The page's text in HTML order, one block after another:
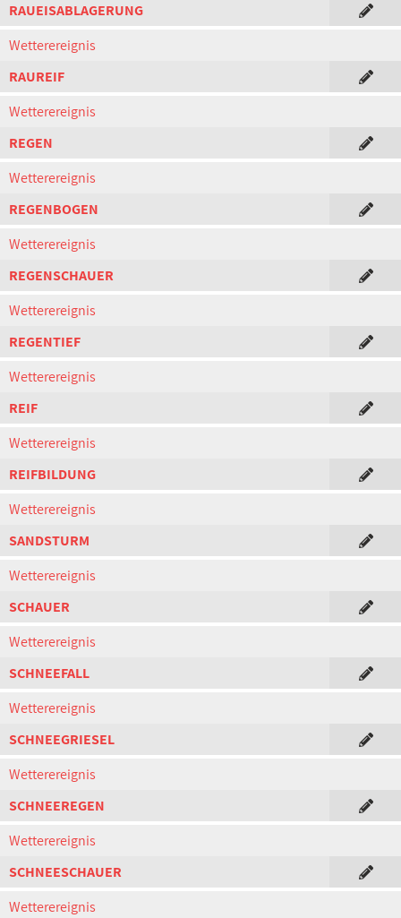
RAUEISABLAGERUNG
Wetterereignis
RAUREIF
Wetterereignis
REGEN
Wetterereignis
REGENBOGEN
Wetterereignis
REGENSCHAUER
Wetterereignis
REGENTIEF
Wetterereignis
REIF
Wetterereignis
REIFBILDUNG
Wetterereignis
SANDSTURM
Wetterereignis
SCHAUER
Wetterereignis
SCHNEEFALL
Wetterereignis
SCHNEEGRIESEL
Wetterereignis
SCHNEEREGEN
Wetterereignis
SCHNEESCHAUER
Wetterereignis